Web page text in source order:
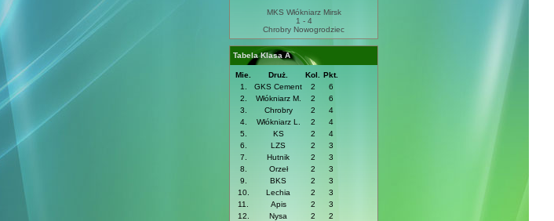
MKS Włókniarz Mirsk
1 - 4
Chrobry Nowogrodziec
Tabela Klasa A
Mie. Druż. Kol.
Pkt.
1.
GKS Cement 2
6
2.
Włókniarz M. 2
6
3.
Chrobry 2
4
4.
Włókniarz L. 2
4
5.
KS 2
4
6.
LZS 2
3
7.
Hutnik 2
3
8.
Orzeł 2
3
9.
BKS 2
3
10.
Lechia 2
3
11.
Apis 2
3
12.
Nysa 2
2